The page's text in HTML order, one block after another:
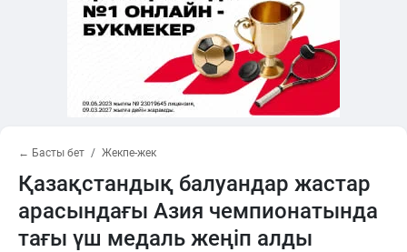
← Басты бет Жекпе-жек
Қазақстандық балуандар жастар
арасындағы Азия чемпионатында
тағы үш медаль жеңіп алды